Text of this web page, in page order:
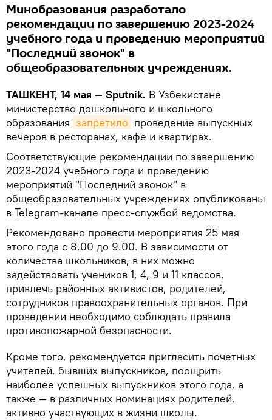
Минобразования разработало
рекомендации по завершению 2023-2024
учебного года и проведению мероприятий
"Последний звонок" в
общеобразовательных учреждениях.
ТАШКЕНТ, 14 мая — Sputnik. В Узбекистане
министерство дошкольного и школьного
образования запретило проведение выпускных
вечеров в ресторанах, кафе и квартирах.
Соответствующие рекомендации по завершению
2023-2024 учебного года и проведению
мероприятий "Последний звонок" в
общеобразовательных учреждениях опубликованы
в Telegram-канале пресс-службой ведомства.
Рекомендовано провести мероприятия 25 мая
этого года с 8.00 до 9.00. В зависимости от
количества школьников, в них можно
задействовать учеников 1, 4, 9 и 11 классов,
привлечь районных активистов, родителей,
сотрудников правоохранительных органов. При
проведении необходимо соблюдать правила
противопожарной безопасности.
Кроме того, рекомендуется пригласить почетных
учителей, бывших выпускников, поощрить
наиболее успешных выпускников этого года, а
также — в различных номинациях родителей,
активно участвующих в жизни школы.